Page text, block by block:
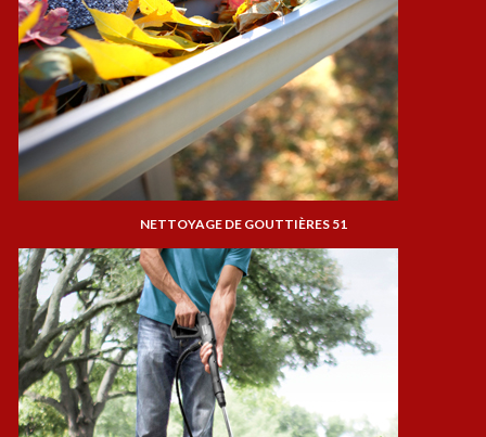
NETTOYAGE DE GOUTTIÈRES 51